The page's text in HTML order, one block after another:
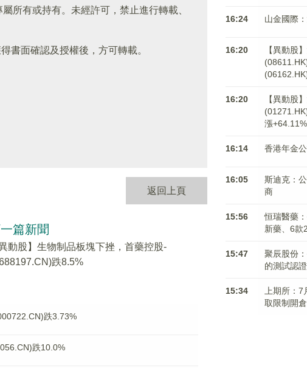
所有或持有。未經許可，禁止進行轉載、
得書面確認及授權後，方可轉載。
返回上頁
篇新聞
異動股】生物制品板塊下挫，首藥控股-
跌8.5%
跌3.73%
跌10.0%
16:24 山金國際
16:20
【異動股
16:20
【異動股
漲+64.11%
16:14 香港年金
16:05
斯迪克：
商
15:56
恒瑞醫藥
新藥、6款
15:47
聚辰股份
的測試認證
15:34
上期所：
取限制開